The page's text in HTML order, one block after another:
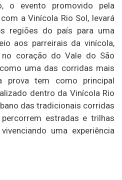
o evento promovido pela
a Vinícola Rio Sol, levará
regiões do país para uma
aos parreirais da vinícola,
no coração do Vale do São
uma das corridas mais
prova tem como principal
dentro da Vinícola Rio
das tradicionais corridas
estradas e trilhas
uma experiência